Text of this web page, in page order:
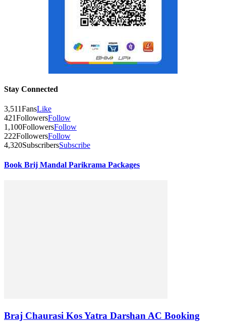
Stay Connected
3,511FansLike
421FollowersFollow
1,100FollowersFollow
222FollowersFollow
4,320SubscribersSubscribe
Book Brij Mandal Parikrama Packages
Braj Chaurasi Kos Yatra Darshan AC Booking